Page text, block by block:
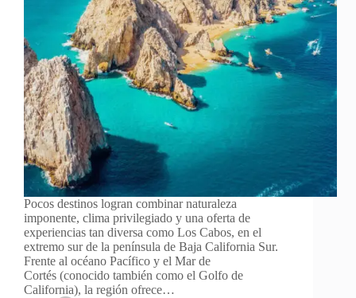
Pocos destinos logran combinar naturaleza
imponente, clima privilegiado y una oferta de
experiencias tan diversa como Los Cabos, en el
extremo sur de la península de Baja California Sur.
Frente al océano Pacífico y el Mar de
Cortés (conocido también como el Golfo de
California), la región ofrece…